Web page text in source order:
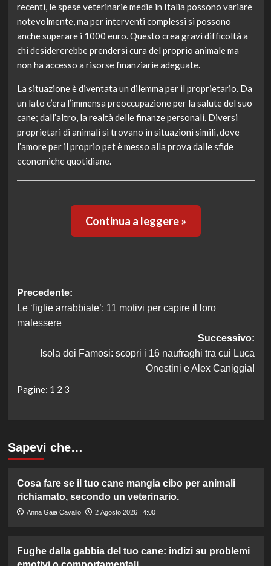
recenti, le spese veterinarie medie in Italia possono variare
notevolmente, ma per interventi complessi si possono
anche superare i 1000 euro. Questo crea gravi difficoltà a
chi desidererebbe prendersi cura del proprio animale ma
non ha accesso a risorse finanziarie adeguate.
La situazione è diventata un dilemma per il proprietario. Da
un lato c’era l’immensa preoccupazione per la salute del suo
cane; dall’altro, la realtà delle finanze personali. Diversi
proprietari di animali si trovano in situazioni simili, dove
l’amore per il proprio pet è messo alla prova dalle sfide
economiche quotidiane.
Continua a leggere »
Navigazione
articolo
Precedente:
Le ‘figlie arrabbiate’: 11 motivi per capire il loro
malessere
Successivo:
Isola dei Famosi: scopri i 16 naufraghi tra cui Luca
Onestini e Alex Caniggia!
Pagine: 1 2 3
Sapevi che…
Cosa fare se il tuo cane mangia cibo per animali
richiamato, secondo un veterinario.
Anna Gaia Cavallo 2 Agosto 2026 : 4:00
Fughe dalla gabbia del tuo cane: indizi su problemi